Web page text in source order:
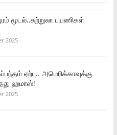
மூடல்..சுற்றுலா பயணிகள்
2025
ஏற்பு.. அமெரிக்காவுக்கு
ஹமாஸ்!
2025